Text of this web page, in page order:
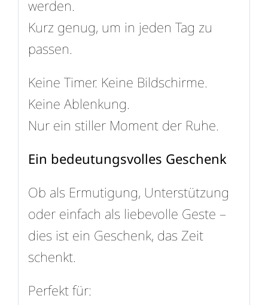
werden.
Kurz genug, um in jeden Tag zu
passen.
Keine Timer. Keine Bildschirme.
Keine Ablenkung.
Nur ein stiller Moment der Ruhe.
Ein bedeutungsvolles Geschenk
Ob als Ermutigung, Unterstützung
oder einfach als liebevolle Geste –
dies ist ein Geschenk, das Zeit
schenkt.
Perfekt für: